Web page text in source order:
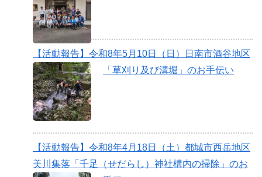
【活動報告】令和8年5月10日（日）日南市酒谷地区
「草刈り及び溝堀」のお手伝い
【活動報告】令和8年4月18日（土）都城市西岳地区
美川集落「千足（せだらし）神社構内の掃除」のお